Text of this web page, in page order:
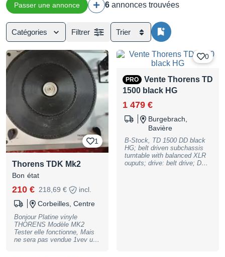
Passer une annonce 6 annonces trouvées
Catégories Filtrer Trier
1
Thorens TDK Mk2
Bon état
210 € 218,69 €
incl.
Corbeilles, Centre
Bonjour Platine vinyle
THORENS Modèle MK2
Tester elle fonctionne, Mais
ne sera pas vendue 1vev un
0
PRO
Vente Thorens TD
1500 black HG
1 479 €
Burgebrach,
Bavière
B-Stock, TD 1500 DD black
HG; belt driven subchassis
turntable with balanced XLR
ouputs; drive: belt drive; DC